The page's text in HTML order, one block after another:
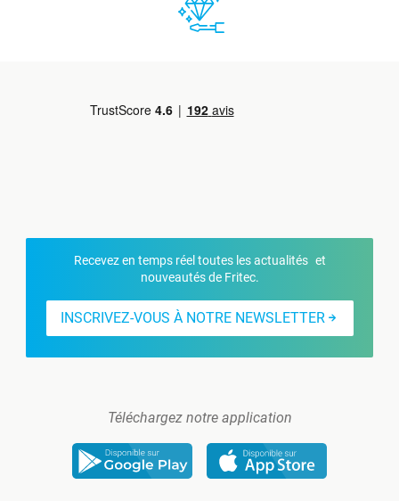
Recevez en temps réel toutes les actualités et
nouveautés de Fritec.
INSCRIVEZ-VOUS À NOTRE NEWSLETTER
Téléchargez notre application